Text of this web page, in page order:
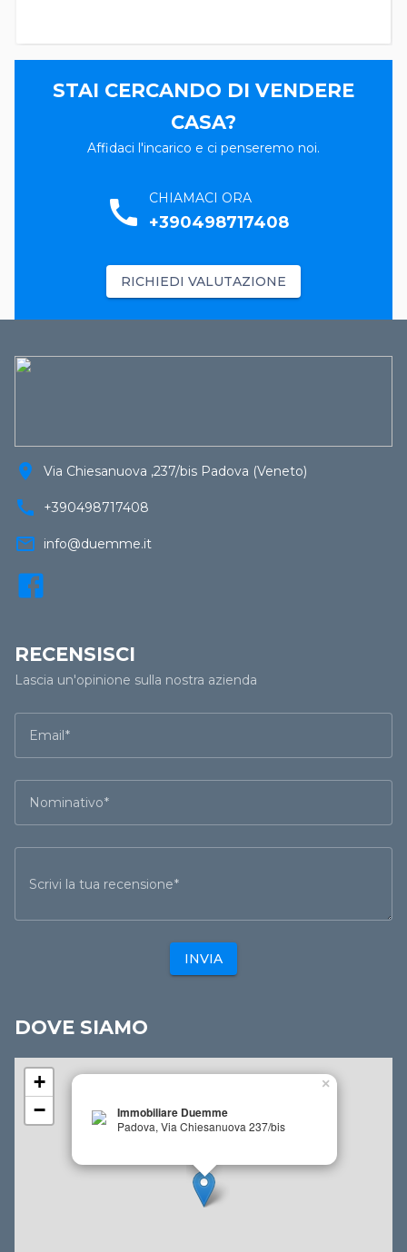
STAI CERCANDO DI VENDERE
CASA?
Affidaci l'incarico e ci penseremo noi.
call CHIAMACI ORA
+390498717408
RICHIEDI VALUTAZIONE
location_on Via Chiesanuova ,237/bis Padova (Veneto)
call +390498717408
mail_outline info@duemme.it
RECENSISCI
Lascia un'opinione sulla nostra azienda
Email
Nominativo
Scrivi la tua recensione
INVIA
DOVE SIAMO
Immobiliare Duemme
Padova, Via Chiesanuova 237/bis
×
+
−